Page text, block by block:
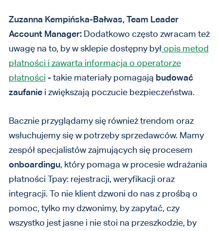
Zuzanna Kempińska-Bałwas, Team Leader
Account Manager:Dodatkowo często zwracam też
uwagę na to, by w sklepie dostępny byłopis metod
płatności i zawarta informacja o operatorze
płatności - takie materiały pomagają budować
zaufaniei zwiększają poczucie bezpieczeństwa.
Bacznie przyglądamy się również trendom oraz
wsłuchujemy się w potrzeby sprzedawców. Mamy
zespół specjalistów zajmujących się procesem
onboardingu, który pomaga w procesie wdrażania
płatności Tpay: rejestracji, weryfikacji oraz
integracji. To nie klient dzwoni do nas z prośbą o
pomoc, tylko my dzwonimy, by zapytać, czy
wszystko jest jasne i nie stoi na przeszkodzie, by